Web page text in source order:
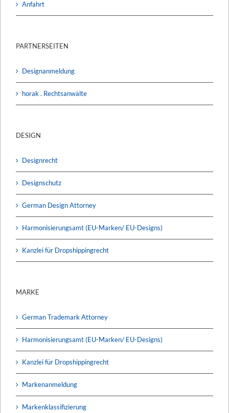
Anfahrt
PARTNERSEITEN
Designanmeldung
horak . Rechtsanwälte
DESIGN
Designrecht
Designschutz
German Design Attorney
Harmonisierungsamt (EU-Marken/ EU-Designs)
Kanzlei für Dropshippingrecht
MARKE
German Trademark Attorney
Harmonisierungsamt (EU-Marken/ EU-Designs)
Kanzlei für Dropshippingrecht
Markenanmeldung
Markenklassifizierung